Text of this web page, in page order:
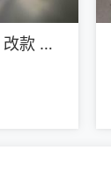
奔驰奔驰EQS2022款 改款 450+ 先锋版